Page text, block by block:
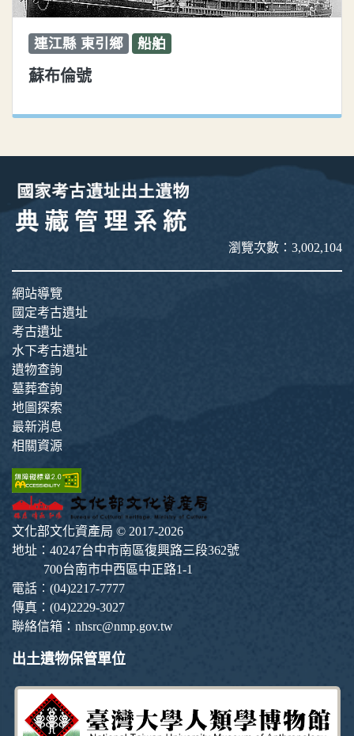
連江縣 東引鄉 船舶
蘇布倫號
瀏覽次數：3,002,104
網站導覽
國定考古遺址
考古遺址
水下考古遺址
遺物查詢
墓葬查詢
地圖探索
最新消息
相關資源
文化部文化資產局 © 2017-2026
地址：40247台中市南區復興路三段362號
700台南市中西區中正路1-1
電話︰(04)2217-7777
傳真：(04)2229-3027
聯絡信箱：nhsrc@nmp.gov.tw
出土遺物保管單位